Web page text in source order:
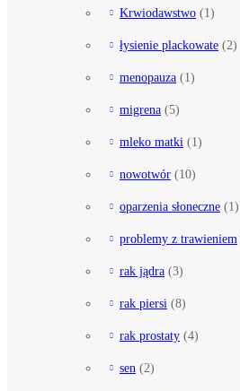
Krwiodawstwo (1)
łysienie plackowate (2)
menopauza (1)
migrena (5)
mleko matki (1)
nowotwór (10)
oparzenia słoneczne (1)
problemy z trawieniem
rak jądra (3)
rak piersi (8)
rak prostaty (4)
sen (2)